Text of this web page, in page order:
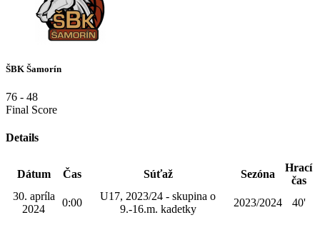
ŠBK Šamorín
76 - 48
Final Score
Details
Dátum Čas Súťaž Sezóna
Hrací
čas
30. apríla
2024
0:00
U17, 2023/24 - skupina o
9.-16.m. kadetky
2023/2024 40'